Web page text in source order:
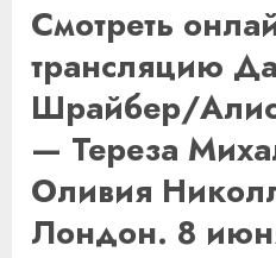
Смотреть
трансляцию
Шрайбер/
— Тереза
Оливия
Лондон. 8